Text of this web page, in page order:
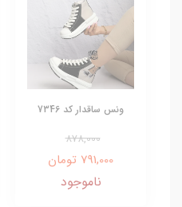
ونس ساقدار کد 7346
878,000
791,000 تومان
ناموجود